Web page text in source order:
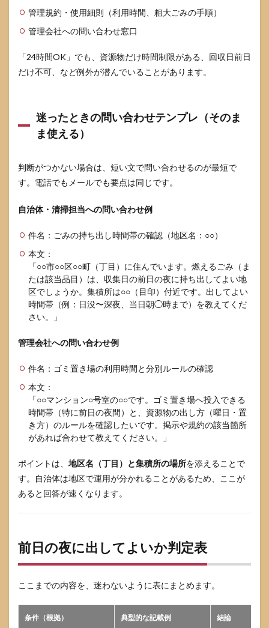
9.2
注意
され
きは
「反
認」
で返
す
どう
して
も折
わな
き
は“運
用の
拠”に
戻る
10
よく
質問
前日の
時から
なら
OKで
すか？
10.2
は前夜
に出し
いです
ゴミ置
に注意
のはな
ぜ？
管理規約・使用細則（利用時間、粗大ごみの手順）
管理会社への問い合わせ窓口
「24時間OK」でも、資源物だけ時間制限がある、回収日前日
だけ不可、など例外が潜んでいることがあります。
迷ったときの問い合わせテンプレ（そのま
ま使える）
判断がつかない場合は、短い文で問い合わせるのが最短で
す。電話でもメールでも要点は同じです。
自治体・清掃担当への問い合わせ例
件名：ごみの持ち出し時間帯の確認（地区名：○○）
本文：
「○○市○○区○○町（丁目）に住んでいます。燃えるごみ（ま
たは該当品目）は、収集日の前日の夜に持ち出してよい地
区でしょうか。集積所は○○（目印）付近です。出してよい
時間帯（例：日没〜深夜、当日朝◯時まで）を教えてくだ
さい。」
管理会社への問い合わせ例
件名：ゴミ置き場の利用時間と分別ルールの確認
本文：
「○○マンション○号室の○○です。ゴミ置き場へ投入できる
時間帯（特に前日の夜間）と、資源物の出し方（曜日・置
き方）のルールを確認したいです。掲示や規約の該当箇所
があれば合わせて教えてください。」
ポイントは、 地区名（丁目）と集積所の場所を添えることで
す。自治体は地区で運用が分かれることがあるため、ここが
あると回答が速くなります。
前日の夜に出してよいか判定表
ここまでの内容を、迷わないように表にまとめます。
条件（根拠） 典型的な記載例 結論